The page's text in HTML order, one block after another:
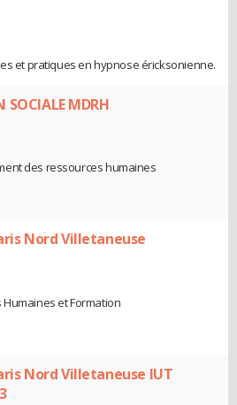
et pratiques en hypnose éricksonienne.
SOCIALE MDRH
des ressources humaines
Nord Villetaneuse
et Formation
Nord Villetaneuse IUT